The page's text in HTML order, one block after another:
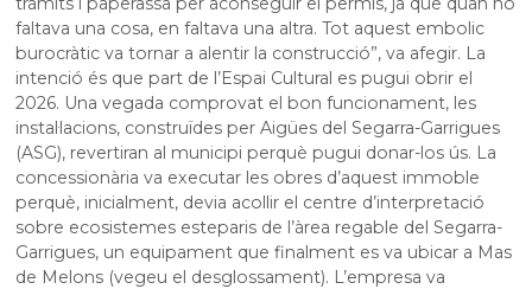
faltava una cosa, en faltava una altra. Tot aquest embolic
burocràtic va tornar a alentir la construcció”, va afegir. La
intenció és que part de l’Espai Cultural es pugui obrir el
2026. Una vegada comprovat el bon funcionament, les
instal·lacions, construïdes per Aigües del Segarra-Garrigues
(ASG), revertiran al municipi perquè pugui donar-los ús. La
concessionària va executar les obres d’aquest immoble
perquè, inicialment, devia acollir el centre d’interpretació
sobre ecosistemes esteparis de l’àrea regable del Segarra-
Garrigues, un equipament que finalment es va ubicar a Mas
de Melons (vegeu el desglossament). L’empresa va